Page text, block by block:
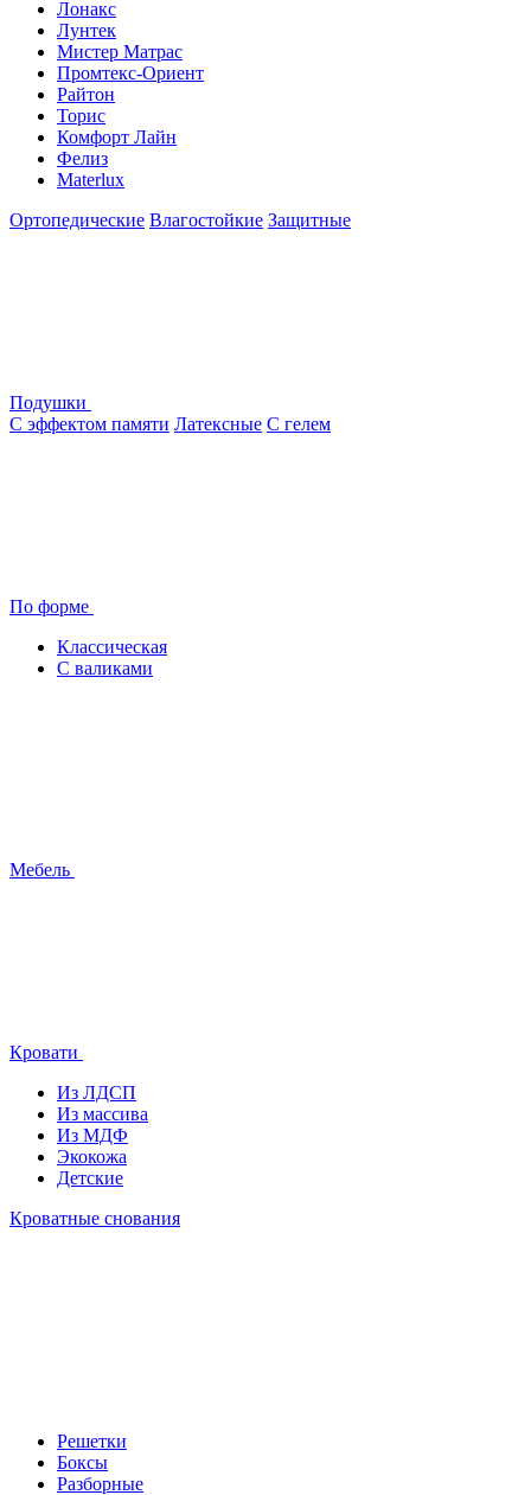
Лонакс
Лунтек
Мистер Матрас
Промтекс-Ориент
Райтон
Торис
Комфорт Лайн
Фелиз
Materlux
Ортопедические Влагостойкие Защитные
Подушки
С эффектом памяти Латексные С гелем
По форме
Классическая
С валиками
Мебель
Кровати
Из ЛДСП
Из массива
Из МДФ
Экокожа
Детские
Кроватные снования
Решетки
Боксы
Разборные